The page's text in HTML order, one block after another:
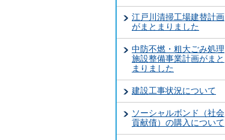
江戸川清掃工場建替計画
がまとまりました
中防不燃・粗大ごみ処理
施設整備事業計画がまと
まりました
建設工事状況について
ソーシャルボンド（社会
貢献債）の購入について